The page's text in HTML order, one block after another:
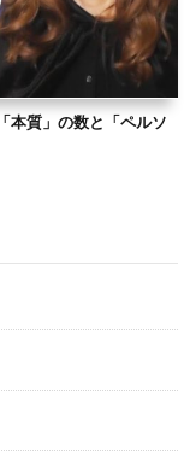
本質」の数と「ペルソ